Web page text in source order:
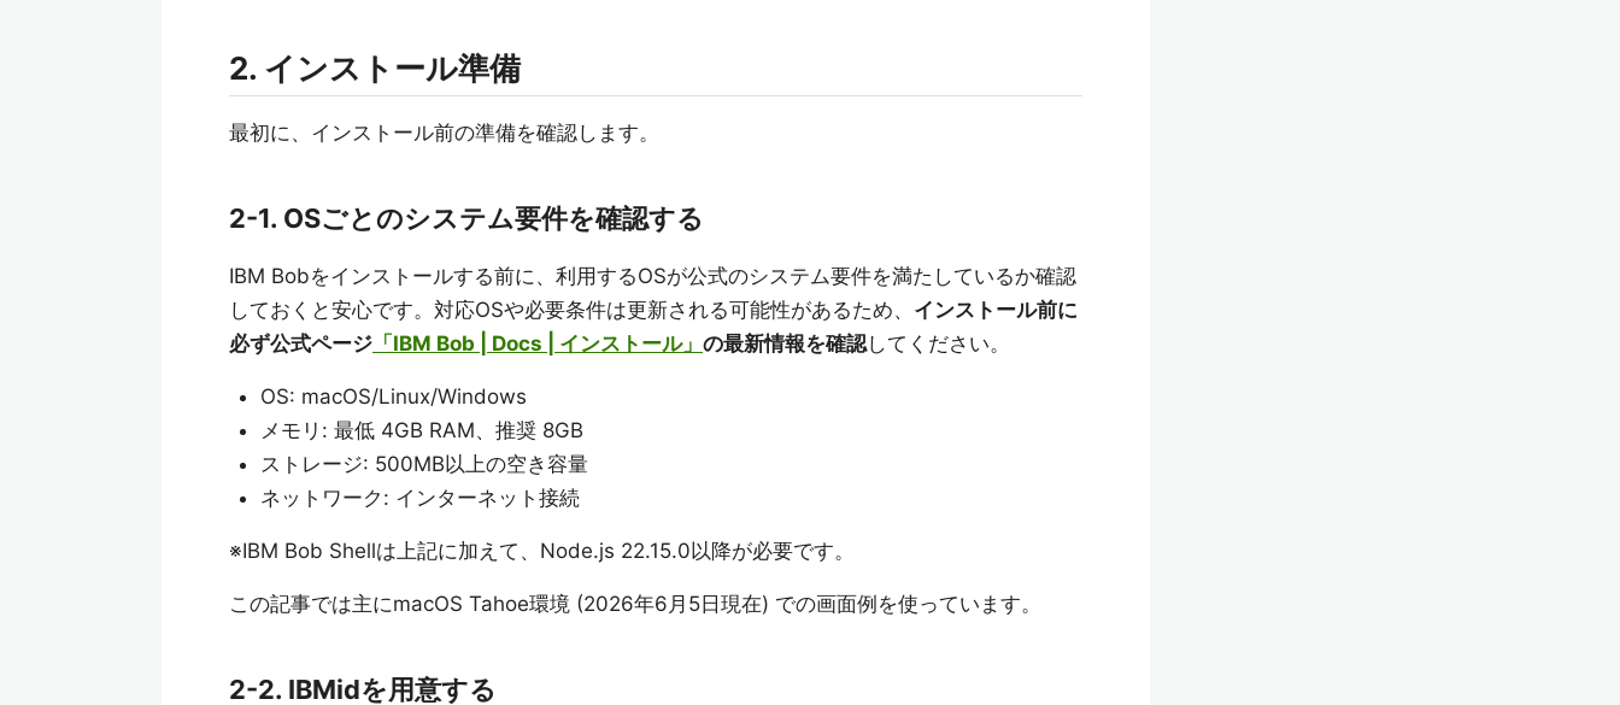
2. インストール準備
最初に、インストール前の準備を確認します。
2-1. OSごとのシステム要件を確認する
IBM Bobをインストールする前に、利用するOSが公式のシステム要件を満たしているか確認
しておくと安心です。対応OSや必要条件は更新される可能性があるため、 インストール前に
必ず公式ページ 「IBM Bob | Docs | インストール」 の最新情報を確認してください。
OS: macOS/Linux/Windows
メモリ: 最低 4GB RAM、推奨 8GB
ストレージ: 500MB以上の空き容量
ネットワーク: インターネット接続
※IBM Bob Shellは上記に加えて、Node.js 22.15.0以降が必要です。
この記事では主にmacOS Tahoe環境 (2026年6月5日現在) での画面例を使っています。
2-2. IBMidを用意する